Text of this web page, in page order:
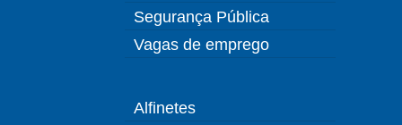
Segurança Pública
Vagas de emprego
Alfinetes